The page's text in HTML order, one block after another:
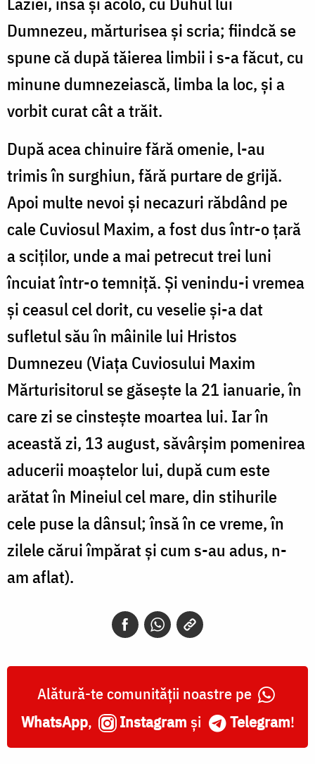
Dumnezeu, mărturisea și scria; fiindcă se
spune că după tăierea limbii i s-a făcut, cu
minune dumnezeiască, limba la loc, și a
vorbit curat cât a trăit.
După acea chinuire fără omenie, l-au
trimis în surghiun, fără purtare de grijă.
Apoi multe nevoi și necazuri răbdând pe
cale Cuviosul Maxim, a fost dus într-o țară
a sciților, unde a mai petrecut trei luni
încuiat într-o temniță. Și venindu-i vremea
și ceasul cel dorit, cu veselie și-a dat
sufletul său în mâinile lui Hristos
Dumnezeu (Viața Cuviosului Maxim
Mărturisitorul se găsește la 21 ianuarie, în
care zi se cinstește moartea lui. Iar în
această zi, 13 august, săvârșim pomenirea
aducerii moaștelor lui, după cum este
arătat în Mineiul cel mare, din stihurile
cele puse la dânsul; însă în ce vreme, în
zilele cărui împărat și cum s-au adus, n-
am aflat).
Alătură-te comunității noastre pe
WhatsApp, Instagram și Telegram!